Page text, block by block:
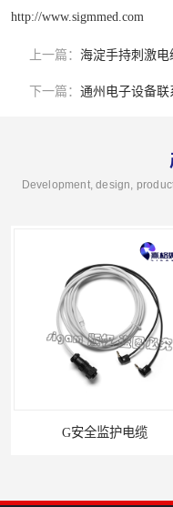
http://www.sigmmed.com
上一篇： 海淀手持刺激电
下一篇： 通州电子设备联
Development, design,
G安全监护电缆